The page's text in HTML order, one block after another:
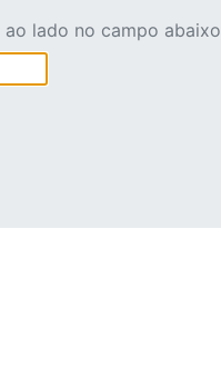
lado no campo abaixo